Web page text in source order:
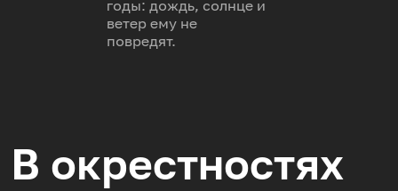
годы: дождь, солнце и
ветер ему не
повредят.
В окрестностях